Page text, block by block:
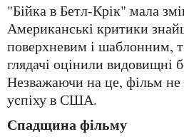
"Бійка в Бетл-Крік" мала змішані відгуки.
Американські критики
поверхневим і шаблонним,
глядачі оцінили видовищні
Незважаючи на це, фільм не
успіху в США.
Спадщина фільму